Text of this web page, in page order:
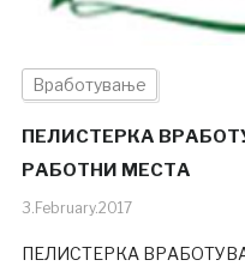
Вработување
ПЕЛИСТЕРКА
РАБОТНИ МЕСТА
3.February.2017
ПЕЛИСТЕРКА